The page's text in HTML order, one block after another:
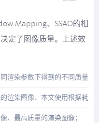
Mapping、SSAO的相
定了图像质量。上述效
渲染参数下得到的不同质量
渲染图像、本文使用根据耗
、最高质量的渲染图像；